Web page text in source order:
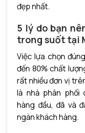
đẹp nhất.
5 lý do bạn
trong suốt tại
Việc lựa chọn
đến 80% chất
rất nhiều đơn vị
là nhà phân phối
hàng đầu, đã và
ngàn khách hàng.